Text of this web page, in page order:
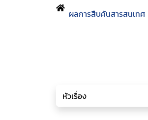
ผลการสืบค้นสารสนเทศ